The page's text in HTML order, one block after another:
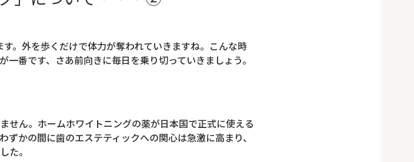
。外を歩くだけで体力が奪われていきますね。こんな時
番です、さあ前向きに毎日を乗り切っていきましょう。
せん。ホームホワイトニングの薬が日本国で正式に使える
かの間に歯のエステティックへの関心は急激に高まり、
た。